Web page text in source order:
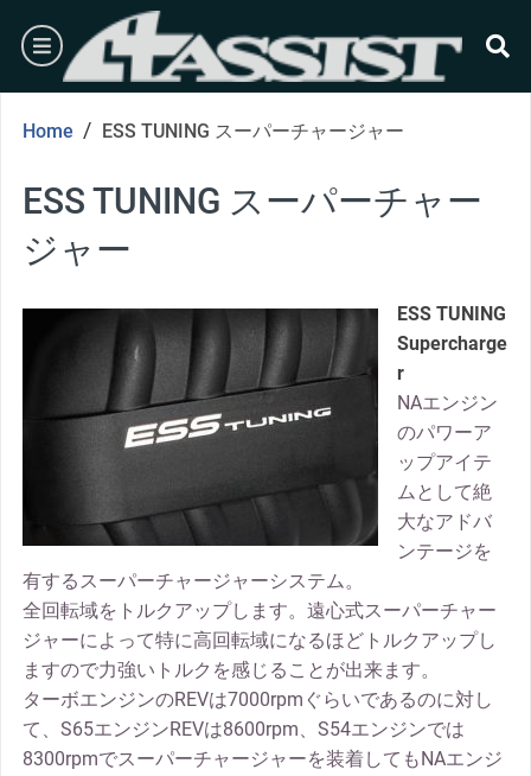
content
burger
Home / ESS TUNING スーパーチャージャー
ESS TUNING スーパーチャー
ジャー
ESS TUNING
Supercharge
r
NAエンジン
のパワーア
ップアイテ
ムとして絶
大なアドバ
ンテージを
有するスーパーチャージャーシステム。
全回転域をトルクアップします。遠心式スーパーチャー
ジャーによって特に高回転域になるほどトルクアップし
ますので力強いトルクを感じることが出来ます。
ターボエンジンのREVは7000rpmぐらいであるのに対し
て、S65エンジンREVは8600rpm、S54エンジンでは
8300rpmでスーパーチャージャーを装着してもNAエンジ